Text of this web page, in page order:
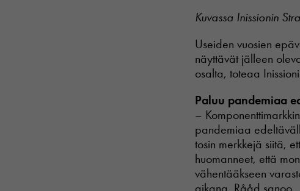
Kuvassa Inissionin
Useiden vuosien
näyttävät jälleen
osalta, toteaa
Paluu pandemiaa
–
pandemiaa
tosin merkkejä siitä,
huomanneet, että
vähentääkseen
aikana, Rååd sanoo.